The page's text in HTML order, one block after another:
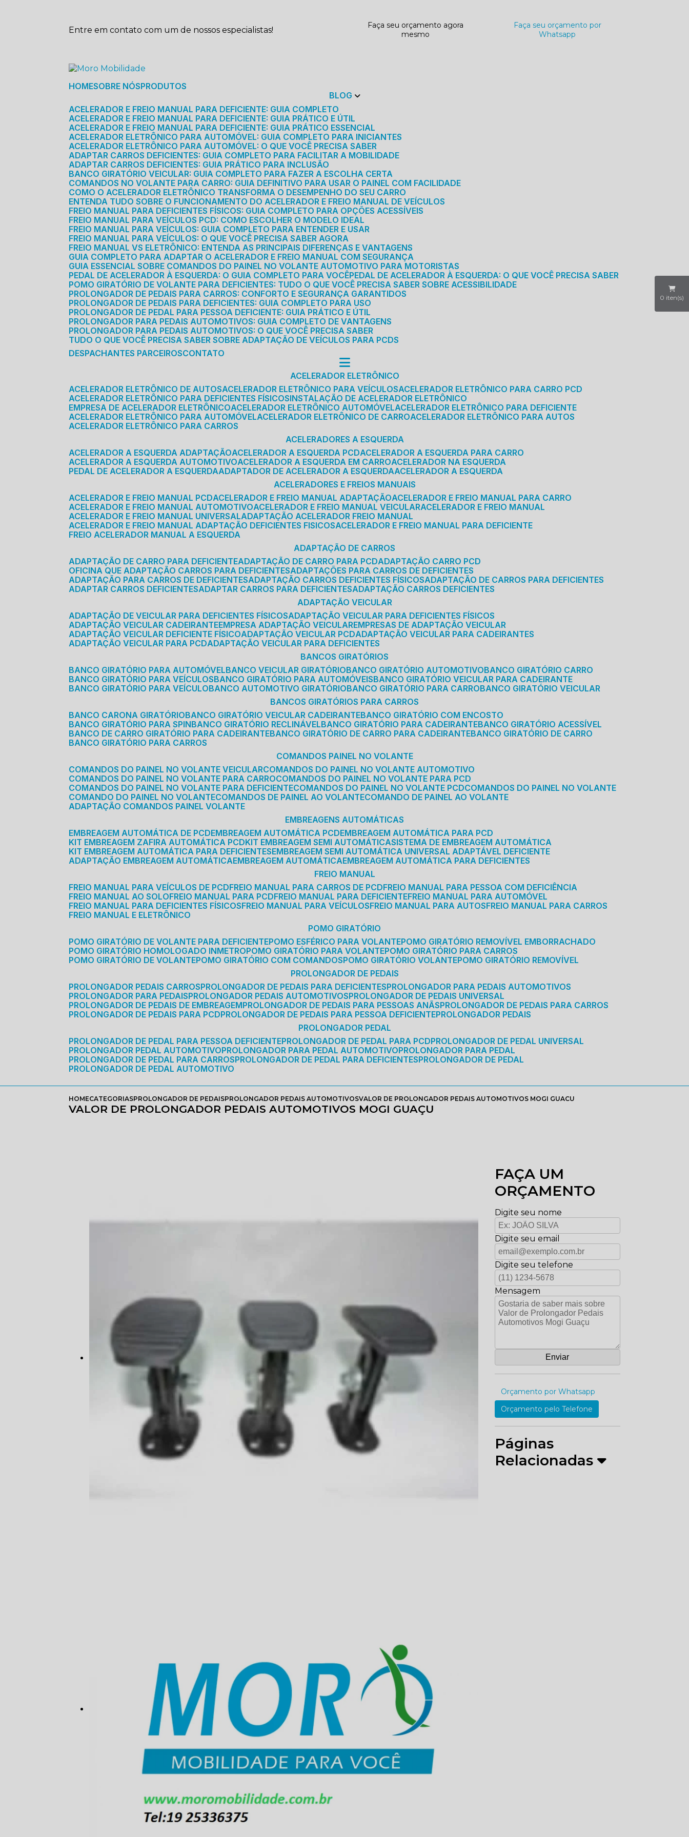
Entre em contato com um de nossos especialistas!
Faça seu orçamento agora
mesmo
Faça seu orçamento por
Whatsapp
HOME SOBRE NÓS PRODUTOS
BLOG
ACELERADOR E FREIO MANUAL PARA DEFICIENTE: GUIA COMPLETO
ACELERADOR E FREIO MANUAL PARA DEFICIENTE: GUIA PRÁTICO E ÚTIL
ACELERADOR E FREIO MANUAL PARA DEFICIENTE: GUIA PRÁTICO ESSENCIAL
ACELERADOR ELETRÔNICO PARA AUTOMÓVEL: GUIA COMPLETO PARA INICIANTES
ACELERADOR ELETRÔNICO PARA AUTOMÓVEL: O QUE VOCÊ PRECISA SABER
ADAPTAR CARROS DEFICIENTES: GUIA COMPLETO PARA FACILITAR A MOBILIDADE
ADAPTAR CARROS DEFICIENTES: GUIA PRÁTICO PARA INCLUSÃO
BANCO GIRATÓRIO VEICULAR: GUIA COMPLETO PARA FAZER A ESCOLHA CERTA
COMANDOS NO VOLANTE PARA CARRO: GUIA DEFINITIVO PARA USAR O PAINEL COM FACILIDADE
COMO O ACELERADOR ELETRÔNICO TRANSFORMA O DESEMPENHO DO SEU CARRO
ENTENDA TUDO SOBRE O FUNCIONAMENTO DO ACELERADOR E FREIO MANUAL DE VEÍCULOS
FREIO MANUAL PARA DEFICIENTES FÍSICOS: GUIA COMPLETO PARA OPÇÕES ACESSÍVEIS
FREIO MANUAL PARA VEÍCULOS PCD: COMO ESCOLHER O MODELO IDEAL
FREIO MANUAL PARA VEÍCULOS: GUIA COMPLETO PARA ENTENDER E USAR
FREIO MANUAL PARA VEÍCULOS: O QUE VOCÊ PRECISA SABER AGORA
FREIO MANUAL VS ELETRÔNICO: ENTENDA AS PRINCIPAIS DIFERENÇAS E VANTAGENS
GUIA COMPLETO PARA ADAPTAR O ACELERADOR E FREIO MANUAL COM SEGURANÇA
GUIA ESSENCIAL SOBRE COMANDOS DO PAINEL NO VOLANTE AUTOMOTIVO PARA MOTORISTAS
PEDAL DE ACELERADOR À ESQUERDA: O GUIA COMPLETO PARA VOCÊ PEDAL DE ACELERADOR À ESQUERDA: O QUE VOCÊ PRECISA SABER
POMO GIRATÓRIO DE VOLANTE PARA DEFICIENTES: TUDO O QUE VOCÊ PRECISA SABER SOBRE ACESSIBILIDADE
PROLONGADOR DE PEDAIS PARA CARROS: CONFORTO E SEGURANÇA GARANTIDOS
PROLONGADOR DE PEDAIS PARA DEFICIENTES: GUIA COMPLETO PARA USO
PROLONGADOR DE PEDAL PARA PESSOA DEFICIENTE: GUIA PRÁTICO E ÚTIL
PROLONGADOR PARA PEDAIS AUTOMOTIVOS: GUIA COMPLETO DE VANTAGENS
PROLONGADOR PARA PEDAIS AUTOMOTIVOS: O QUE VOCÊ PRECISA SABER
TUDO O QUE VOCÊ PRECISA SABER SOBRE ADAPTAÇÃO DE VEÍCULOS PARA PCDS
DESPACHANTES PARCEIROS
CONTATO
ACELERADOR ELETRÔNICO
ACELERADOR ELETRÔNICO DE AUTOS ACELERADOR ELETRÔNICO PARA VEÍCULOS ACELERADOR ELETRÔNICO PARA CARRO PCD
ACELERADOR ELETRÔNICO PARA DEFICIENTES FÍSICOS INSTALAÇÃO DE ACELERADOR ELETRÔNICO
EMPRESA DE ACELERADOR ELETRÔNICO ACELERADOR ELETRÔNICO AUTOMÓVEL ACELERADOR ELETRÔNICO PARA DEFICIENTE
ACELERADOR ELETRÔNICO PARA AUTOMÓVEL ACELERADOR ELETRÔNICO DE CARRO ACELERADOR ELETRÔNICO PARA AUTOS
ACELERADOR ELETRÔNICO PARA CARROS
ACELERADORES A ESQUERDA
ACELERADOR A ESQUERDA ADAPTAÇÃO ACELERADOR A ESQUERDA PCD ACELERADOR A ESQUERDA PARA CARRO
ACELERADOR A ESQUERDA AUTOMOTIVO ACELERADOR A ESQUERDA EM CARRO ACELERADOR NA ESQUERDA
PEDAL DE ACELERADOR A ESQUERDA
ADAPTADOR DE ACELERADOR A ESQUERDA ACELERADOR A ESQUERDA
ACELERADORES E FREIOS MANUAIS
ACELERADOR E FREIO MANUAL PCD ACELERADOR E FREIO MANUAL ADAPTAÇÃO ACELERADOR E FREIO MANUAL PARA CARRO
ACELERADOR E FREIO MANUAL AUTOMOTIVO ACELERADOR E FREIO MANUAL VEICULAR ACELERADOR E FREIO MANUAL
ACELERADOR E FREIO MANUAL UNIVERSAL
ADAPTAÇÃO ACELERADOR FREIO MANUAL
ACELERADOR E FREIO MANUAL ADAPTAÇÃO DEFICIENTES FISICOS ACELERADOR E FREIO MANUAL PARA DEFICIENTE
FREIO ACELERADOR MANUAL A ESQUERDA
ADAPTAÇÃO DE CARROS
ADAPTAÇÃO DE CARRO PARA DEFICIENTE
ADAPTAÇÃO DE CARRO PARA PCD
ADAPTAÇÃO CARRO PCD
OFICINA QUE ADAPTAÇÃO CARROS PARA DEFICIENTES
ADAPTAÇÕES PARA CARROS DE DEFICIENTES
ADAPTAÇÃO PARA CARROS DE DEFICIENTES
ADAPTAÇÃO CARROS DEFICIENTES FÍSICOS
ADAPTAÇÃO DE CARROS PARA DEFICIENTES
ADAPTAR CARROS DEFICIENTES
ADAPTAR CARROS PARA DEFICIENTES
ADAPTAÇÃO CARROS DEFICIENTES
ADAPTAÇÃO VEICULAR
ADAPTAÇÃO DE VEICULAR PARA DEFICIENTES FÍSICOS
ADAPTAÇÃO VEICULAR PARA DEFICIENTES FÍSICOS
ADAPTAÇÃO VEICULAR CADEIRANTE EMPRESA ADAPTAÇÃO VEICULAR EMPRESAS DE ADAPTAÇÃO VEICULAR
ADAPTAÇÃO VEICULAR DEFICIENTE FÍSICO
ADAPTAÇÃO VEICULAR PCD
ADAPTAÇÃO VEICULAR PARA CADEIRANTES
ADAPTAÇÃO VEICULAR PARA PCD
ADAPTAÇÃO VEICULAR PARA DEFICIENTES
BANCOS GIRATÓRIOS
BANCO GIRATÓRIO PARA AUTOMÓVEL
BANCO VEICULAR GIRATÓRIO BANCO GIRATÓRIO AUTOMOTIVO
BANCO GIRATÓRIO CARRO
BANCO GIRATÓRIO PARA VEÍCULOS
BANCO GIRATÓRIO PARA AUTOMÓVEIS
BANCO GIRATÓRIO VEICULAR PARA CADEIRANTE
BANCO GIRATÓRIO PARA VEÍCULO
BANCO AUTOMOTIVO GIRATÓRIO BANCO GIRATÓRIO PARA CARRO
BANCO GIRATÓRIO VEICULAR
BANCOS GIRATÓRIOS PARA CARROS
BANCO CARONA GIRATÓRIO
BANCO GIRATÓRIO VEICULAR CADEIRANTE BANCO GIRATÓRIO COM ENCOSTO
BANCO GIRATÓRIO PARA SPIN
BANCO GIRATÓRIO RECLINÁVEL BANCO GIRATÓRIO PARA CADEIRANTE BANCO GIRATÓRIO ACESSÍVEL
BANCO DE CARRO GIRATÓRIO PARA CADEIRANTE BANCO GIRATÓRIO DE CARRO PARA CADEIRANTE BANCO GIRATÓRIO DE CARRO
BANCO GIRATÓRIO PARA CARROS
COMANDOS PAINEL NO VOLANTE
COMANDOS DO PAINEL NO VOLANTE VEICULAR
COMANDOS DO PAINEL NO VOLANTE AUTOMOTIVO
COMANDOS DO PAINEL NO VOLANTE PARA CARRO
COMANDOS DO PAINEL NO VOLANTE PARA PCD
COMANDOS DO PAINEL NO VOLANTE PARA DEFICIENTE
COMANDOS DO PAINEL NO VOLANTE PCD
COMANDOS DO PAINEL NO VOLANTE
COMANDO DO PAINEL NO VOLANTE
COMANDOS DE PAINEL AO VOLANTE
COMANDO DE PAINEL AO VOLANTE
ADAPTAÇÃO COMANDOS PAINEL VOLANTE
EMBREAGENS AUTOMÁTICAS
EMBREAGEM AUTOMÁTICA DE PCD EMBREAGEM AUTOMÁTICA PCD EMBREAGEM AUTOMÁTICA PARA PCD
KIT EMBREAGEM ZAFIRA AUTOMÁTICA PCD
KIT EMBREAGEM SEMI AUTOMÁTICA SISTEMA DE EMBREAGEM AUTOMÁTICA
KIT EMBREAGEM AUTOMÁTICA PARA DEFICIENTES EMBREAGEM SEMI AUTOMÁTICA UNIVERSAL ADAPTÁVEL DEFICIENTE
ADAPTAÇÃO EMBREAGEM AUTOMÁTICA EMBREAGEM AUTOMÁTICA EMBREAGEM AUTOMÁTICA PARA DEFICIENTES
FREIO MANUAL
FREIO MANUAL PARA VEÍCULOS DE PCD FREIO MANUAL PARA CARROS DE PCD FREIO MANUAL PARA PESSOA COM DEFICIÊNCIA
FREIO MANUAL AO SOLO FREIO MANUAL PARA PCD FREIO MANUAL PARA DEFICIENTE FREIO MANUAL PARA AUTOMÓVEL
FREIO MANUAL PARA DEFICIENTES FÍSICOS FREIO MANUAL PARA VEÍCULOS FREIO MANUAL PARA AUTOS FREIO MANUAL PARA CARROS
FREIO MANUAL E ELETRÔNICO
POMO GIRATÓRIO
POMO GIRATÓRIO DE VOLANTE PARA DEFICIENTE POMO ESFÉRICO PARA VOLANTE POMO GIRATÓRIO REMOVÍVEL EMBORRACHADO
POMO GIRATÓRIO HOMOLOGADO INMETRO POMO GIRATÓRIO PARA VOLANTE POMO GIRATÓRIO PARA CARROS
POMO GIRATÓRIO DE VOLANTE POMO GIRATÓRIO COM COMANDOS POMO GIRATÓRIO VOLANTE POMO GIRATÓRIO REMOVÍVEL
PROLONGADOR DE PEDAIS
PROLONGADOR PEDAIS CARROS PROLONGADOR DE PEDAIS PARA DEFICIENTES PROLONGADOR PARA PEDAIS AUTOMOTIVOS
PROLONGADOR PARA PEDAIS PROLONGADOR PEDAIS AUTOMOTIVOS PROLONGADOR DE PEDAIS UNIVERSAL
PROLONGADOR DE PEDAIS DE EMBREAGEM PROLONGADOR DE PEDAIS PARA PESSOAS ANÃS PROLONGADOR DE PEDAIS PARA CARROS
PROLONGADOR DE PEDAIS PARA PCD PROLONGADOR DE PEDAIS PARA PESSOA DEFICIENTE PROLONGADOR PEDAIS
PROLONGADOR PEDAL
PROLONGADOR DE PEDAL PARA PESSOA DEFICIENTE PROLONGADOR DE PEDAL PARA PCD PROLONGADOR DE PEDAL UNIVERSAL
PROLONGADOR PEDAL AUTOMOTIVO PROLONGADOR PARA PEDAL AUTOMOTIVO PROLONGADOR PARA PEDAL
PROLONGADOR DE PEDAL PARA CARROS PROLONGADOR DE PEDAL PARA DEFICIENTES PROLONGADOR DE PEDAL
PROLONGADOR DE PEDAL AUTOMOTIVO
0 iten(s)
HOMECATEGORIASPROLONGADOR DE PEDAISPROLONGADOR PEDAIS AUTOMOTIVOSVALOR DE PROLONGADOR PEDAIS AUTOMOTIVOS MOGI GUACU
VALOR DE PROLONGADOR PEDAIS AUTOMOTIVOS MOGI GUAÇU
FAÇA UM
ORÇAMENTO
Digite seu nome
Digite seu email
Digite seu telefone
Mensagem
Orçamento por Whatsapp
Orçamento pelo Telefone
Páginas
Relacionadas